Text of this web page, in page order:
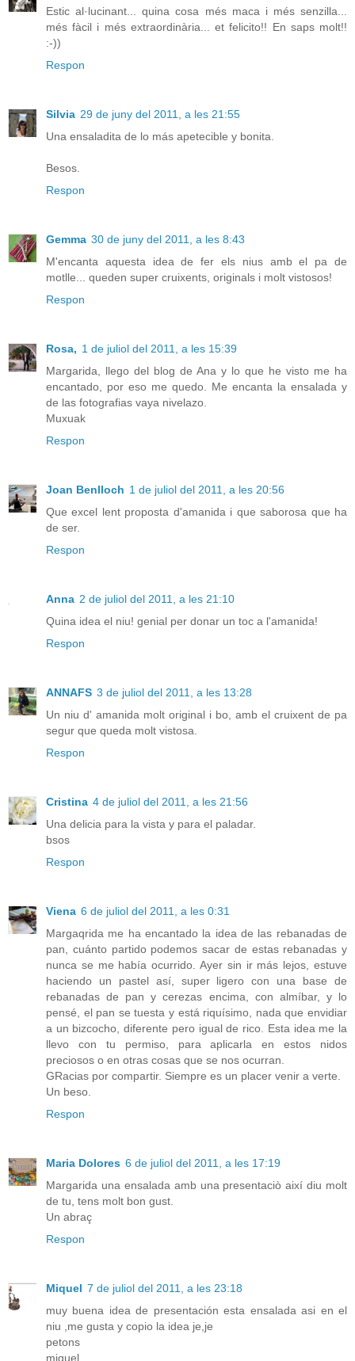
Estic al·lucinant... quina cosa més maca i més senzilla...
més fàcil i més extraordinària... et felicito!! En saps molt!!
:-))
Respon
Silvia 29 de juny del 2011, a les 21:55
Una ensaladita de lo más apetecible y bonita.
Besos.
Respon
Gemma 30 de juny del 2011, a les 8:43
M'encanta aquesta idea de fer els nius amb el pa de
motlle... queden super cruixents, originals i molt vistosos!
Respon
Rosa, 1 de juliol del 2011, a les 15:39
Margarida, llego del blog de Ana y lo que he visto me ha
encantado, por eso me quedo. Me encanta la ensalada y
de las fotografias vaya nivelazo.
Muxuak
Respon
Joan Benlloch 1 de juliol del 2011, a les 20:56
Que excel lent proposta d'amanida i que saborosa que ha
de ser.
Respon
Anna 2 de juliol del 2011, a les 21:10
Quina idea el niu! genial per donar un toc a l'amanida!
Respon
ANNAFS 3 de juliol del 2011, a les 13:28
Un niu d' amanida molt original i bo, amb el cruixent de pa
segur que queda molt vistosa.
Respon
Cristina 4 de juliol del 2011, a les 21:56
Una delicia para la vista y para el paladar.
bsos
Respon
Viena 6 de juliol del 2011, a les 0:31
Margaqrida me ha encantado la idea de las rebanadas de
pan, cuánto partido podemos sacar de estas rebanadas y
nunca se me había ocurrido. Ayer sin ir más lejos, estuve
haciendo un pastel así, super ligero con una base de
rebanadas de pan y cerezas encima, con almíbar, y lo
pensé, el pan se tuesta y está riquísimo, nada que envidiar
a un bizcocho, diferente pero igual de rico. Esta idea me la
llevo con tu permiso, para aplicarla en estos nidos
preciosos o en otras cosas que se nos ocurran.
GRacias por compartir. Siempre es un placer venir a verte.
Un beso.
Respon
Maria Dolores 6 de juliol del 2011, a les 17:19
Margarida una ensalada amb una presentaciò així diu molt
de tu, tens molt bon gust.
Un abraç
Respon
Miquel 7 de juliol del 2011, a les 23:18
muy buena idea de presentación esta ensalada asi en el
niu ,me gusta y copio la idea je,je
petons
miquel